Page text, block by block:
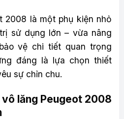
2008 là một phụ kiện nhỏ
sử dụng lớn – vừa nâng
vệ chi tiết quan trọng
đáng là lựa chọn thiết
sự chỉn chu.
lăng Peugeot 2008